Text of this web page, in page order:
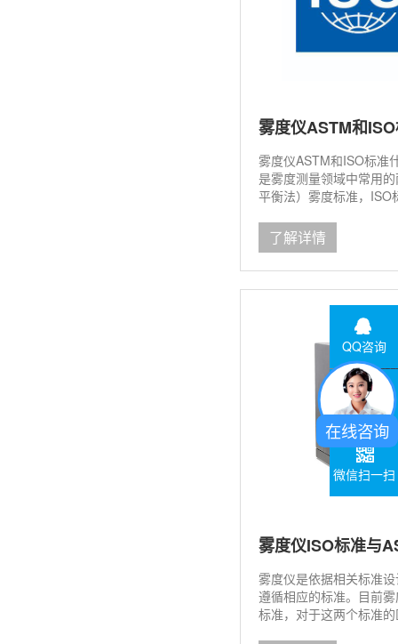
雾度仪ASTM和
雾度仪ASTM和ISO标准
是雾度测量领域中常用
平衡法）雾度标准，ISO
了解详情
雾度仪ISO标准与
雾度仪​是依据相关标准
遵循相应的标准。目前
标准，对于这两个标准
QQ咨询
联系电话
微信扫一扫
在线咨询